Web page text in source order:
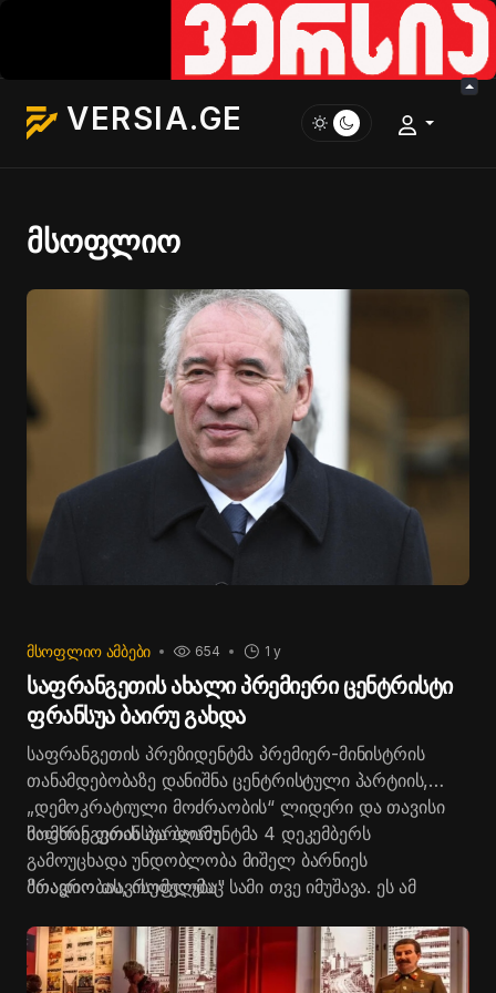
VERSIA.GE
მსოფლიო
ᲛᲡᲝᲤᲚᲘᲝ ᲐᲛᲑᲔᲑᲘ 1 y
654
საფრანგეთის ახალი პრემიერი ცენტრისტი
ფრანსუა ბაირუ გახდა
საფრანგეთის პრეზიდენტმა პრემიერ-მინისტრის
თანამდებობაზე დანიშნა ცენტრისტული პარტიის,
„დემოკრატიული მოძრაობის“ ლიდერი და თავისი
მომხრე ფრანსუა ბაირუ.
საფრანგეთის პარლამენტმა 4 დეკემბერს
გამოუცხადა უნდობლობა მიშელ ბარნიეს
მთავრობას, რომელმაც სამი თვე იმუშავა. ეს ამ
პირველი შემთხვევაა 1962 წლის შემდეგ. პრემიერი
გაათავისუფლეს მას შემდეგ, რაც დეპუტატების
"რადიო თავისუფლება"